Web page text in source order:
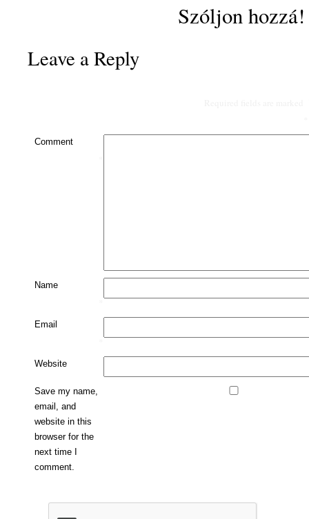
Szóljon hozzá!
Leave a Reply
Comment
Name
Email
Website
Save my name,
email, and
website in this
browser for the
next time I
comment.